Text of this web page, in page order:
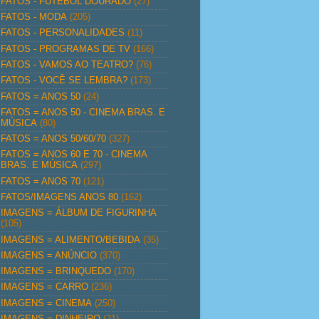
FATOS - MODA (205)
FATOS - PERSONALIDADES (11)
FATOS - PROGRAMAS DE TV (166)
FATOS - VAMOS AO TEATRO? (76)
FATOS - VOCÊ SE LEMBRA? (173)
FATOS = ANOS 50 (24)
FATOS = ANOS 50 - CINEMA BRAS. E
MÚSICA (80)
FATOS = ANOS 50/60/70 (327)
FATOS = ANOS 60 E 70 - CINEMA
BRAS. E MÚSICA (297)
FATOS = ANOS 70 (121)
FATOS/IMAGENS ANOS 80 (162)
IMAGENS = ÁLBUM DE FIGURINHA
(105)
IMAGENS = ALIMENTO/BEBIDA (35)
IMAGENS = ANÚNCIO (370)
IMAGENS = BRINQUEDO (170)
IMAGENS = CARRO (236)
IMAGENS = CINEMA (250)